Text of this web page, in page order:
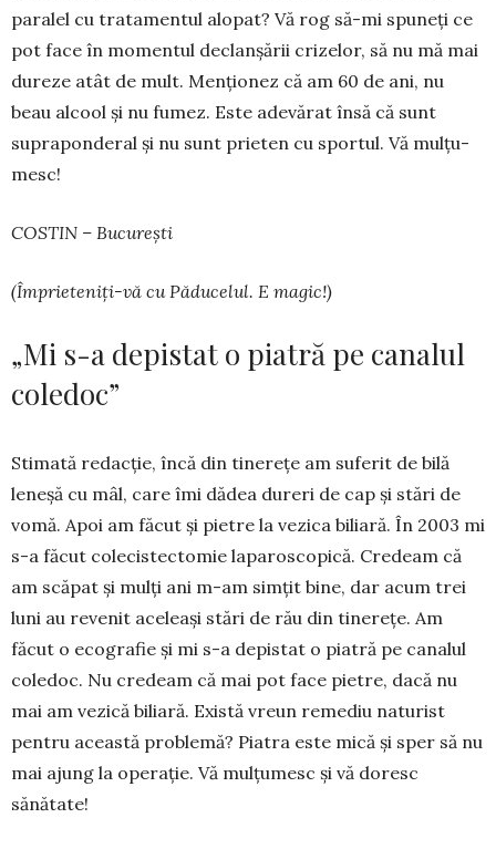
paralel cu tratamentul alo­pat? Vă rog să-mi spuneți ce
pot face în momen­tul declan­șării crizelor, să nu mă mai
dureze atât de mult. Men­ționez că am 60 de ani, nu
beau alcool și nu fu­mez. Este adevărat însă că sunt
supraponderal și nu sunt prieten cu sportul. Vă mul­țu­
mesc!
COSTIN – București
(Împrieteniți-vă cu Păducelul. E magic!)
„Mi s-a depistat o piatră pe canalul
coledoc”
Stimată redacție, încă din tinerețe am suferit de bilă
leneșă cu mâl, care îmi dădea dureri de cap și stări de
vomă. Apoi am făcut și pietre la vezica biliară. În 2003 mi
s-a făcut colecistec­tomie laparoscopică. Credeam că
am scăpat și mulți ani m-am simțit bine, dar acum trei
luni au revenit ace­leași stări de rău din tinerețe. Am
făcut o ecografie și mi s-a depistat o piatră pe canalul
coledoc. Nu credeam că mai pot face pietre, dacă nu
mai am vezică biliară. Există vreun re­mediu naturist
pentru această pro­blemă? Piatra este mică și sper să nu
mai ajung la operație. Vă mulțumesc și vă doresc
sănătate!